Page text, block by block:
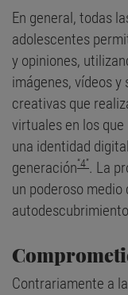
En general, todas
adolescentes
y opiniones,
imágenes, vídeos
creativas que
virtuales en los
una identidad
generación“4”. La
un poderoso
Contrariamente a